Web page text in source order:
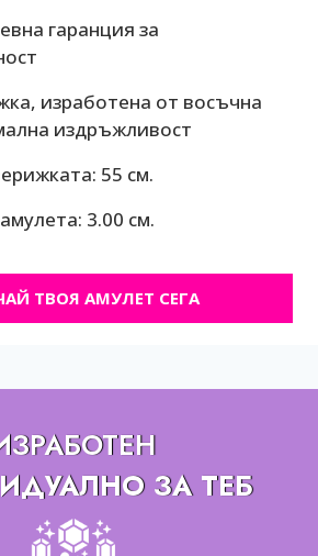
гаранция за
изработена от восъчна
издръжливост
55 см.
3.00 см.
ТВОЯ АМУЛЕТ СЕГА
ЗА ТЕБ